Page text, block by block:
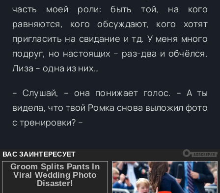
часть моей роли: быть той, на кого
равняются, кого обсуждают, кого хотят
пригласить на свидание и тд. У меня много
подруг, но настоящих – раз-два и обчёлся.
Лиза – одна из них…
– Слушай, – она понижает голос. – А ты
видела, что твой Ромка снова выложил фото
с тренировки? –